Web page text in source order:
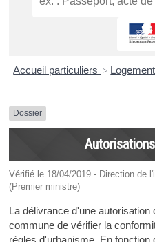
Accueil particuliers > Logement
Dossier
Vérifié le 18/04/2019 - Direction de
(Premier ministre)
La délivrance d'une
commune de vérifier la
règles d'urbanisme. En fonction